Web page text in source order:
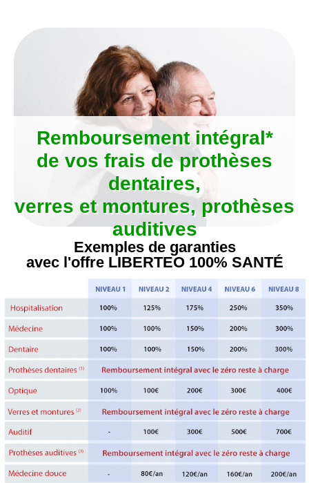
contenu
Remboursement intégral*
de vos frais de prothèses
dentaires,
verres et montures, prothèses
auditives
Exemples de garanties
avec l'offre LIBERTEO 100% SANTÉ